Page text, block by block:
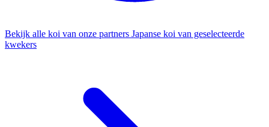
Bekijk alle koi van onze partners Japanse koi van geselecteerde
kwekers